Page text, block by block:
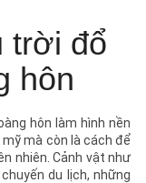
trời đổ
hôn
hôn làm hình nền
mà còn là cách để
nhiên. Cảnh vật như
du lịch, những